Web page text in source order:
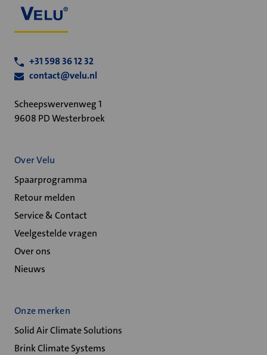
+31 598 36 12 32
contact@velu.nl
Scheepswervenweg 1
9608 PD Westerbroek
Over Velu
Spaarprogramma
Retour melden
Service & Contact
Veelgestelde vragen
Over ons
Nieuws
Onze merken
Solid Air Climate Solutions
Brink Climate Systems